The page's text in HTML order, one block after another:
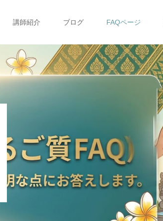
講師紹介 ブログ FAQページ